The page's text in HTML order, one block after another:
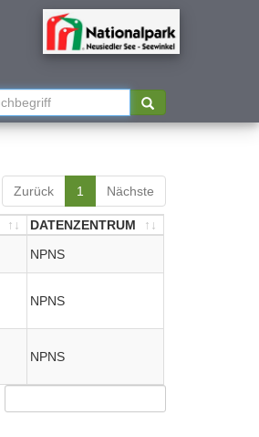
Zurück 1 Nächste
DATENZENTRUM
NPNS
NPNS
NPNS